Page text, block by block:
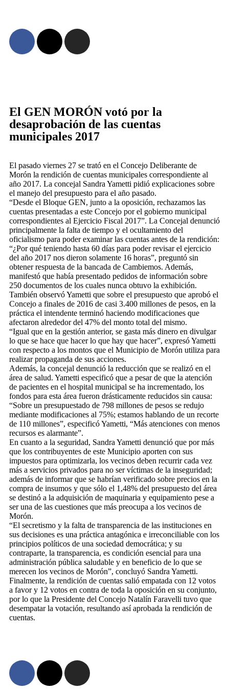
El GEN MORÓN votó por la
desaprobación de las cuentas
municipales 2017
El pasado viernes 27 se trató en el Concejo Deliberante de
Morón la rendición de cuentas municipales correspondiente al
año 2017. La concejal Sandra Yametti pidió explicaciones sobre
el manejo del presupuesto para el año pasado.
“Desde el Bloque GEN, junto a la oposición, rechazamos las
cuentas presentadas a este Concejo por el gobierno municipal
correspondientes al Ejercicio Fiscal 2017”. La Concejal denunció
principalmente la falta de tiempo y el ocultamiento del
oficialismo para poder examinar las cuentas antes de la rendición:
“¿Por qué teniendo hasta 60 días para poder revisar el ejercicio
del año 2017 nos dieron solamente 16 horas”, preguntó sin
obtener respuesta de la bancada de Cambiemos. Además,
manifestó que había presentado pedidos de información sobre
250 documentos de los cuales nunca obtuvo la exhibición.
También observó Yametti que sobre el presupuesto que aprobó el
Concejo a finales de 2016 de casi 3.400 millones de pesos, en la
práctica el intendente terminó haciendo modificaciones que
afectaron alrededor del 47% del monto total del mismo.
“Igual que en la gestión anterior, se gasta más dinero en divulgar
lo que se hace que hacer lo que hay que hacer”, expresó Yametti
con respecto a los montos que el Municipio de Morón utiliza para
realizar propaganda de sus acciones.
Además, la concejal denunció la reducción que se realizó en el
área de salud. Yametti especificó que a pesar de que la atención
de pacientes en el hospital municipal se ha incrementado, los
fondos para esta área fueron drásticamente reducidos sin causa:
“Sobre un presupuestado de 798 millones de pesos se redujo
mediante modificaciones al 75%; estamos hablando de un recorte
de 110 millones”, especificó Yametti, “Más atenciones con menos
recursos es alarmante”.
En cuanto a la seguridad, Sandra Yametti denunció que por más
que los contribuyentes de este Municipio aporten con sus
impuestos para optimizarla, los vecinos deben recurrir cada vez
más a servicios privados para no ser víctimas de la inseguridad;
además de informar que se habrían verificado sobre precios en la
compra de insumos y que sólo el 1,48% del presupuesto del área
se destinó a la adquisición de maquinaria y equipamiento pese a
ser una de las cuestiones que más preocupa a los vecinos de
Morón.
“El secretismo y la falta de transparencia de las instituciones en
sus decisiones es una práctica antagónica e irreconciliable con los
principios políticos de una sociedad democrática; y su
contraparte, la transparencia, es condición esencial para una
administración pública saludable y en beneficio de lo que se
merecen los vecinos de Morón”, concluyó Sandra Yametti.
Finalmente, la rendición de cuentas salió empatada con 12 votos
a favor y 12 votos en contra de toda la oposición en su conjunto,
por lo que la Presidente del Concejo Natalín Faravelli tuvo que
desempatar la votación, resultando así aprobada la rendición de
cuentas.